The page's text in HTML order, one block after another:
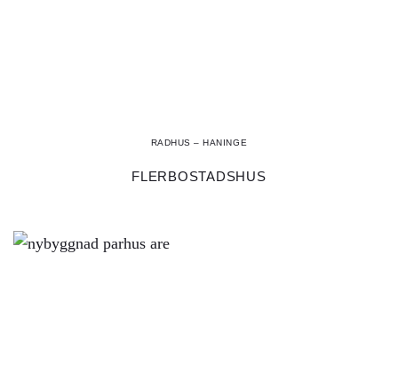
RADHUS – HANINGE
FLERBOSTADSHUS